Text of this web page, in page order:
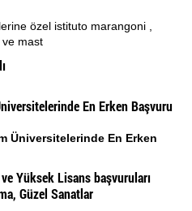
özel istituto marangoni ,
ve mast
En Erken Başvuru
Üniversitelerinde En Erken
Yüksek Lisans başvuruları
Güzel Sanatlar